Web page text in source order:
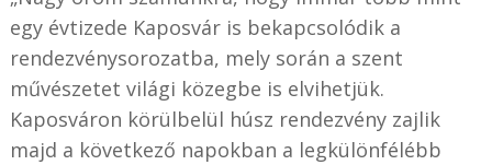
egy évtizede Kaposvár is bekapcsolódik a
rendezvénysorozatba, mely során a szent
művészetet világi közegbe is elvihetjük.
Kaposváron körülbelül húsz rendezvény zajlik
majd a következő napokban a legkülönfélébb